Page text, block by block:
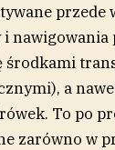
przede
nawigowania
środkami
a
To po
zarówno w